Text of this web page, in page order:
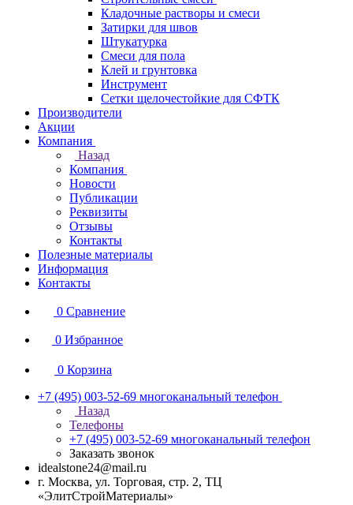
Кладочные растворы и смеси
Затирки для швов
Штукатурка
Смеси для пола
Клей и грунтовка
Инструмент
Сетки щелочестойкие для СФТК
Производители
Акции
Компания
Назад
Компания
Новости
Публикации
Реквизиты
Отзывы
Контакты
Полезные материалы
Информация
Контакты
0 Сравнение
0 Избранное
0 Корзина
+7 (495) 003-52-69 многоканальный телефон
Назад
Телефоны
+7 (495) 003-52-69 многоканальный телефон
Заказать звонок
idealstone24@mail.ru
г. Москва, ул. Торговая, стр. 2, ТЦ
«ЭлитСтройМатериалы»